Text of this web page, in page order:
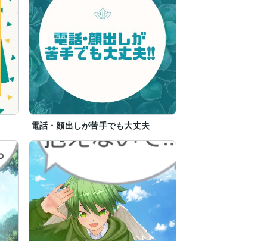
電話・顔出しが苦手でも大丈夫